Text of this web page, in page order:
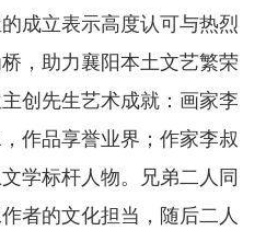
成立表示高度认可与热烈
，助力襄阳本土文艺繁荣
创先生艺术成就：画家李
作品享誉业界；作家李叔
学标杆人物。兄弟二人同
者的文化担当，随后二人